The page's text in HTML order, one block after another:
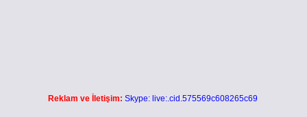
Reklam ve İletişim: Skype: live:.cid.575569c608265c69